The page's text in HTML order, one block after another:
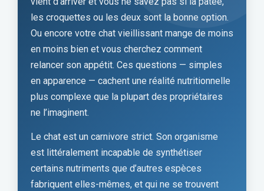
les croquettes ou les deux sont la bonne option.
Ou encore votre chat vieillissant mange de moins
en moins bien et vous cherchez comment
relancer son appétit. Ces questions — simples
en apparence — cachent une réalité nutritionnelle
plus complexe que la plupart des propriétaires
ne l’imaginent.
Le chat est un carnivore strict. Son organisme
est littéralement incapable de synthétiser
certains nutriments que d’autres espèces
fabriquent elles-mêmes, et qui ne se trouvent